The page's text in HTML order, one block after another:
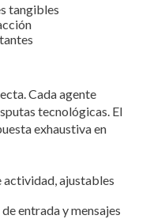
tangibles
Cada agente
tecnológicas. El
exhaustiva en
actividad, ajustables
entrada y mensajes